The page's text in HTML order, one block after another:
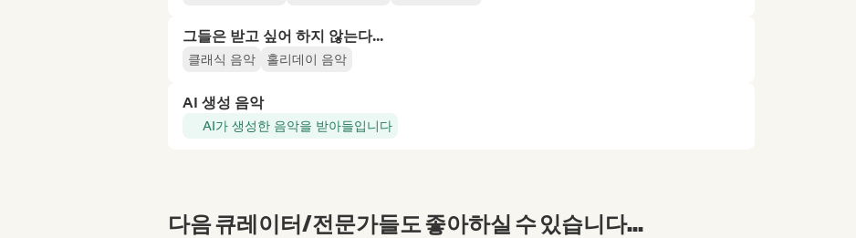
그들은 받고 싶어 하지 않는다...
클래식 음악 홀리데이 음악
AI 생성 음악
AI가 생성한 음악을 받아들입니다
다음 큐레이터/전문가들도 좋아하실 수 있습니다...